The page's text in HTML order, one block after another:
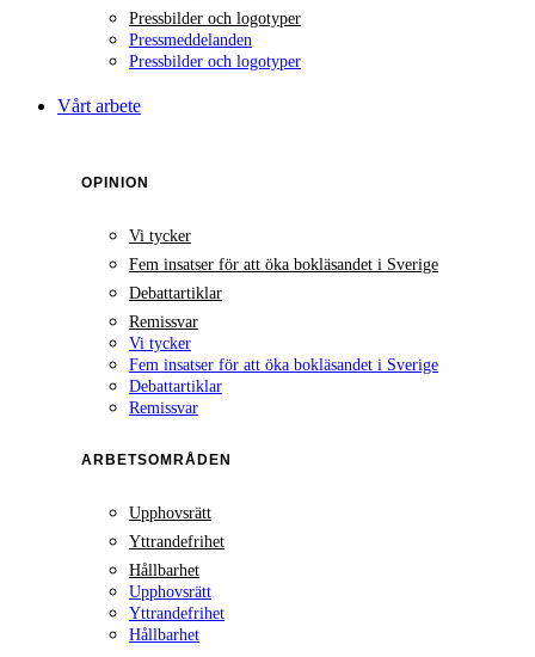
Pressbilder och logotyper
Pressmeddelanden
Pressbilder och logotyper
Vårt arbete
OPINION
Vi tycker
Fem insatser för att öka bokläsandet i Sverige
Debattartiklar
Remissvar
Vi tycker
Fem insatser för att öka bokläsandet i Sverige
Debattartiklar
Remissvar
ARBETSOMRÅDEN
Upphovsrätt
Yttrandefrihet
Hållbarhet
Upphovsrätt
Yttrandefrihet
Hållbarhet